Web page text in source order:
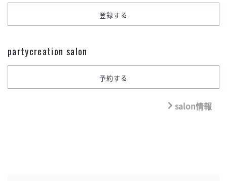
partycreation salon
salon情報